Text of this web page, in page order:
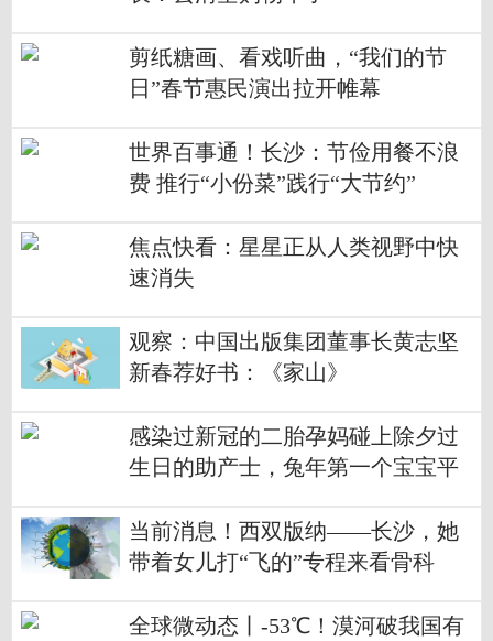
剪纸糖画、看戏听曲，“我们的节
日”春节惠民演出拉开帷幕
世界百事通！长沙：节俭用餐不浪
费 推行“小份菜”践行“大节约”
焦点快看：星星正从人类视野中快
速消失
观察：中国出版集团董事长黄志坚
新春荐好书：《家山》
感染过新冠的二胎孕妈碰上除夕过
生日的助产士，兔年第一个宝宝平
当前消息！西双版纳——长沙，她
带着女儿打“飞的”专程来看骨科
全球微动态丨-53℃！漠河破我国有